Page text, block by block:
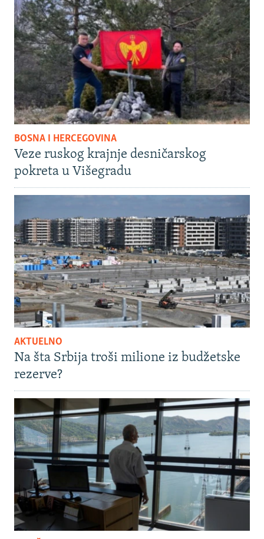
BOSNA I HERCEGOVINA
Veze ruskog krajnje desničarskog
pokreta u Višegradu
AKTUELNO
Na šta Srbija troši milione iz budžetske
rezerve?